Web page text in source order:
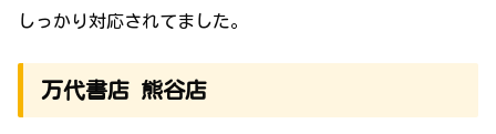
しっかり対応されてました。
万代書店 熊谷店